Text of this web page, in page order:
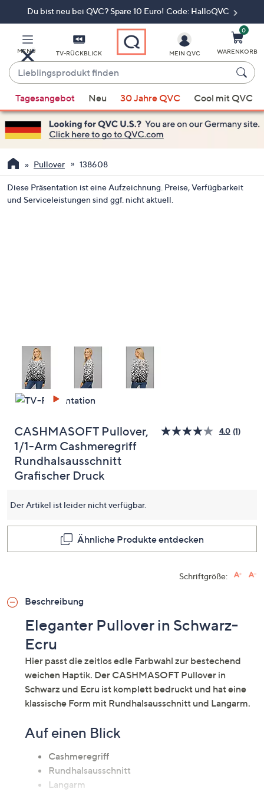
Du bist neu bei QVC? Spare 10 Euro! Code: HalloQVC
MENÜ TV-RÜCKBLICK
Lieblingsprodukt
finden
Vorschläge
verfügbar
sind,
verwenden
Sie
die
Pfeiltasten
nach
Geräten
links
bzw.
rechts,
diese
anzuzeigen.
MEIN QVC
0
WARENKORB
Tagesangebot Neu 30 Jahre QVC Cool mit QVC
Pullover 138608
Diese Präsentation ist eine Aufzeichnung. Preise, Verfügbarkeit
und Serviceleistungen sind ggf. nicht aktuell.
CASHMASOFT Pullover,
1/1-Arm Cashmeregriff
Rundhalsausschnitt
Grafischer Druck
4.0 (1)
Der Artikel ist leider nicht verfügbar.
Ähnliche Produkte entdecken
Schriftgröße:
Beschreibung
Eleganter Pullover in Schwarz-
Ecru
Hier passt die zeitlos edle Farbwahl zur bestechend
weichen Haptik. Der CASHMASOFT Pullover in
Schwarz und Ecru ist komplett bedruckt und hat eine
klassische Form mit Rundhalsausschnitt und Langarm.
Auf einen Blick
Cashmeregriff
Rundhalsausschnitt
Langarm